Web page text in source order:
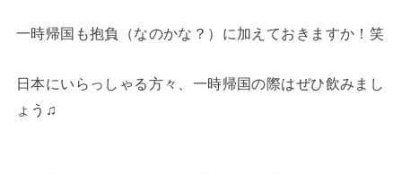
一時帰国も抱負（なのかな？）に加えておきますか！笑
日本にいらっしゃる方々、一時帰国の際はぜひ飲みまし
ょう♫